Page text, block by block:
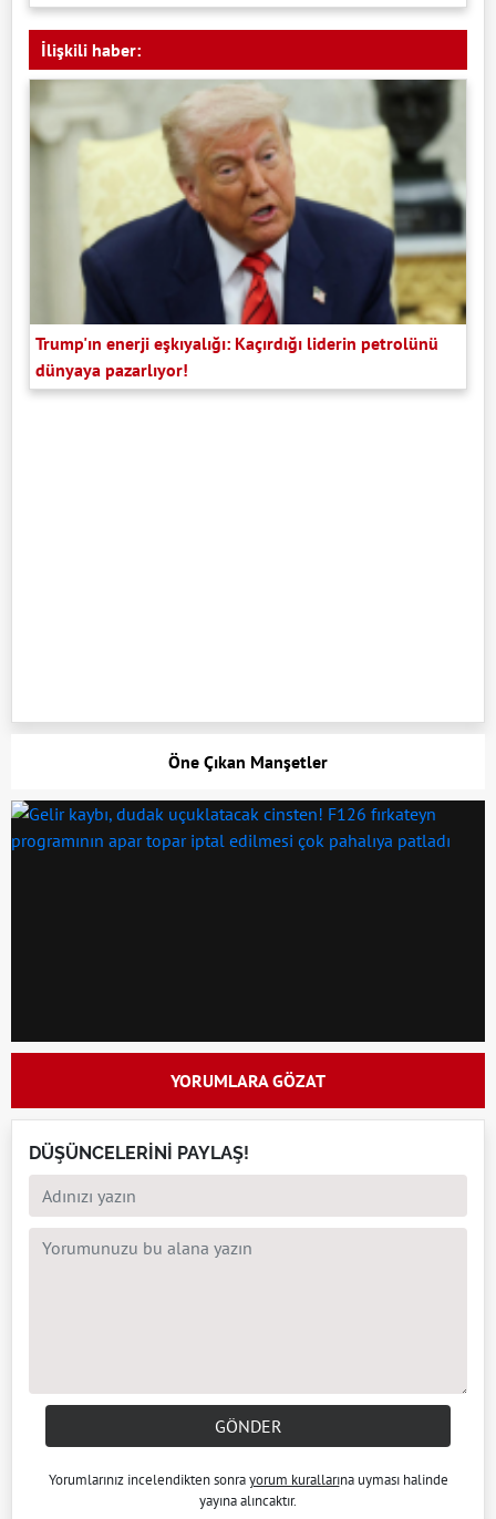
İlişkili haber:
Trump'ın enerji eşkıyalığı: Kaçırdığı liderin petrolünü
dünyaya pazarlıyor!
Öne Çıkan Manşetler
YORUMLARA GÖZAT
DÜŞÜNCELERİNİ PAYLAŞ!
GÖNDER
Yorumlarınız incelendikten sonrayorum kurallarına uyması halinde
yayına alıncaktır.